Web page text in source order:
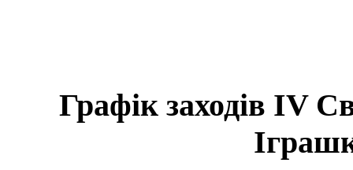
Графік заходів ІV